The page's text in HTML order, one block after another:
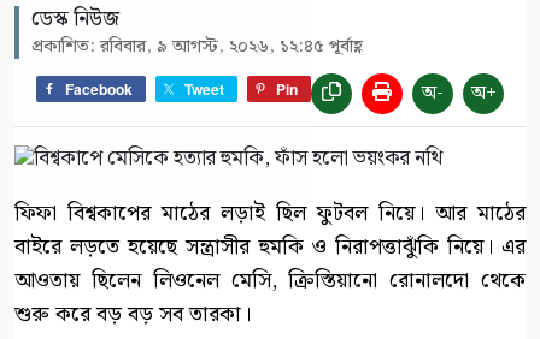
ডেস্ক নিউজ
প্রকাশিত: রবিবার, ৯ আগস্ট, ২০২৬, ১২:৪৫ পূর্বাহ্ণ
Facebook Tweet Pin অ- অ+
ফিফা বিশ্বকাপের মাঠের লড়াই ছিল ফুটবল নিয়ে। আর মাঠের
বাইরে লড়তে হয়েছে সন্ত্রাসীর হুমকি ও নিরাপত্তাঝুঁকি নিয়ে। এর
আওতায় ছিলেন লিওনেল মেসি, ক্রিস্তিয়ানো রোনালদো থেকে
শুরু করে বড় বড় সব তারকা।